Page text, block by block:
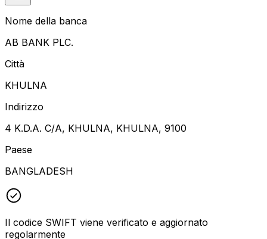
Nome della banca
AB BANK PLC.
Città
KHULNA
Indirizzo
4 K.D.A. C/A, KHULNA, KHULNA, 9100
Paese
BANGLADESH
Il codice SWIFT viene verificato e aggiornato
regolarmente